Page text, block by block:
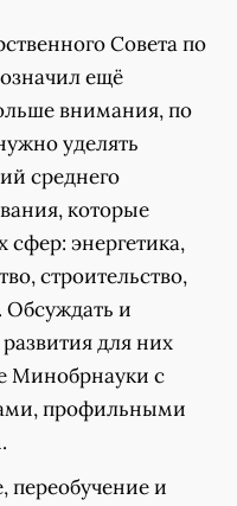
Совета по
ещё
внимания, по
уделять
среднего
которые
сфер: энергетика,
строительство,
Обсуждать и
для них
Минобрнауки с
профильными
переобучение и